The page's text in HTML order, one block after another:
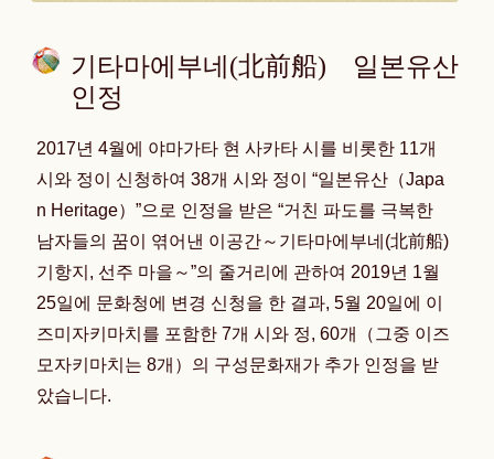
기타마에부네(北前船) 일본유산
인정
2017년 4월에 야마가타 현 사카타 시를 비롯한 11개
시와 정이 신청하여 38개 시와 정이 “일본유산（Japa
n Heritage）”으로 인정을 받은 “거친 파도를 극복한
남자들의 꿈이 엮어낸 이공간～기타마에부네(北前船)
기항지, 선주 마을～”의 줄거리에 관하여 2019년 1월
25일에 문화청에 변경 신청을 한 결과, 5월 20일에 이
즈미자키마치를 포함한 7개 시와 정, 60개（그중 이즈
모자키마치는 8개）의 구성문화재가 추가 인정을 받
았습니다.